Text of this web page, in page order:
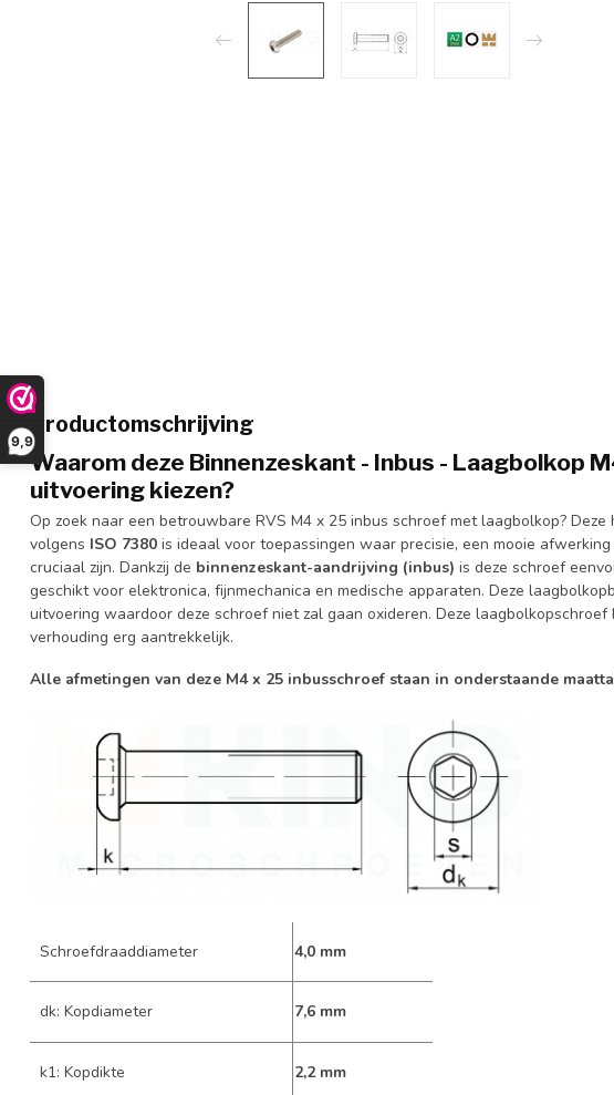
9,9
Productomschrijving
Waarom deze Binnenzeskant - Inbus - Laagbolkop
uitvoering kiezen?
Op zoek naar een betrouwbare RVS M4 x 25 inbus schroef met laagbolkop?
volgens ISO 7380 is ideaal voor toepassingen waar precisie, een mooie
cruciaal zijn. Dankzij de binnenzeskant-aandrijving (inbus) is deze schroef
geschikt voor elektronica, fijnmechanica en medische apparaten. Deze
uitvoering waardoor deze schroef niet zal gaan oxideren. Deze
verhouding erg aantrekkelijk.
Alle afmetingen van deze M4 x 25 inbusschroef staan in onderstaande
Schroefdraaddiameter 4,0 mm
dk: Kopdiameter 7,6 mm
k1: Kopdikte 2,2 mm